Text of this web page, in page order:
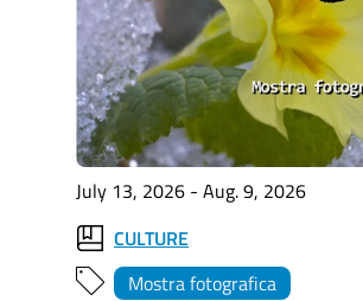
July 13, 2026 - Aug. 9, 2026
CULTURE
Mostra fotografica